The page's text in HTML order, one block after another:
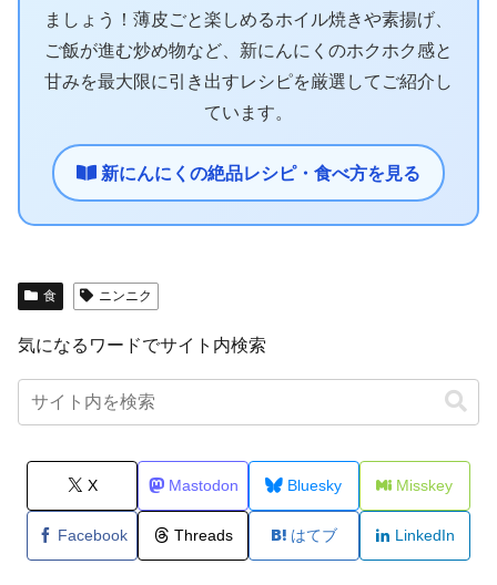
ましょう！薄皮ごと楽しめるホイル焼きや素揚げ、
ご飯が進む炒め物など、新にんにくのホクホク感と
甘みを最大限に引き出すレシピを厳選してご紹介し
ています。
新にんにくの絶品レシピ・食べ方を見る
食 ニンニク
気になるワードでサイト内検索
X Mastodon Bluesky Misskey
Facebook Threads はてブ LinkedIn